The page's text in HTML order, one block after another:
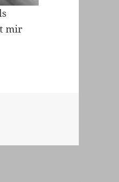
mir